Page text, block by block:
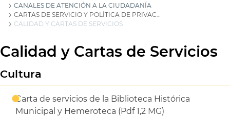
CANALES DE ATENCIÓN A LA CIUDADANÍA
CARTAS DE SERVICIO Y POLÍTICA DE PRIVACIDAD
CALIDAD Y CARTAS DE SERVICIOS
Calidad y Cartas de Servicios
Cultura
Carta de servicios de la Biblioteca Histórica
Municipal y Hemeroteca (Pdf 1,2 MG)